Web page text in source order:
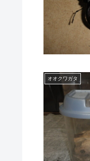
オオクワガタ